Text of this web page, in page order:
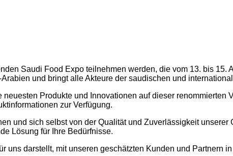
Saudi Food Expo teilnehmen werden, die vom 13. bis 15.
und bringt alle Akteure der saudischen und
Produkte und Innovationen auf dieser renommierten
zur Verfügung.
und sich selbst von der Qualität und Zuverlässigkeit unserer
Lösung für Ihre Bedürfnisse.
darstellt, mit unseren geschätzten Kunden und Partnern